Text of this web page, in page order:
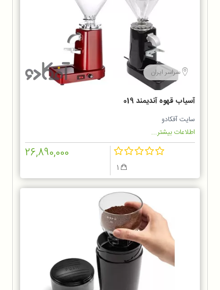
سراسر ایران
آسیاب قهوه آندیمند 019
سایت آفکادو
اطلاعات بیشتر...
26,890,000